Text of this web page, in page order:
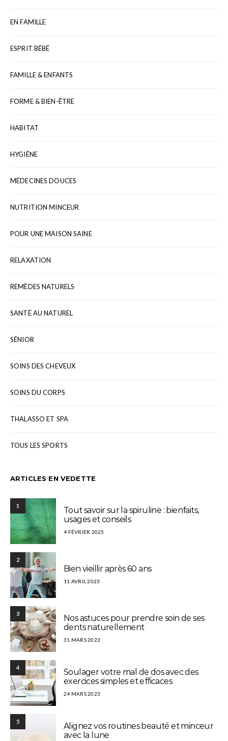
EN FAMILLE
ESPRIT BÉBÉ
FAMILLE & ENFANTS
FORME & BIEN-ÊTRE
HABITAT
HYGIÈNE
MÉDECINES DOUCES
NUTRITION MINCEUR
POUR UNE MAISON SAINE
RELAXATION
REMÈDES NATURELS
SANTÉ AU NATUREL
SÉNIOR
SOINS DES CHEVEUX
SOINS DU CORPS
THALASSO ET SPA
TOUS LES SPORTS
ARTICLES EN VEDETTE
1
Tout savoir sur la spiruline : bienfaits,
usages et conseils
4 FÉVRIER 2025
2
Bien vieillir après 60 ans
11 AVRIL 2023
3
Nos astuces pour prendre soin de ses
dents naturellement
31 MARS 2023
4
Soulager votre mal de dos avec des
exercices simples et efficaces
24 MARS 2023
5
Alignez vos routines beauté et minceur
avec la lune